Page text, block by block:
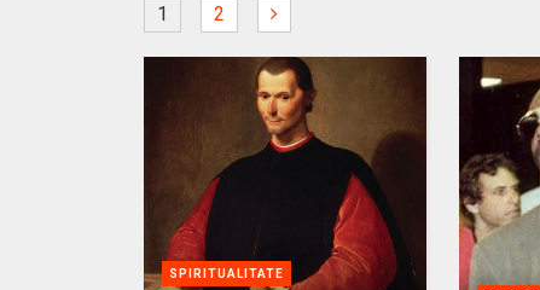
1 2
SPIRITUALITATE